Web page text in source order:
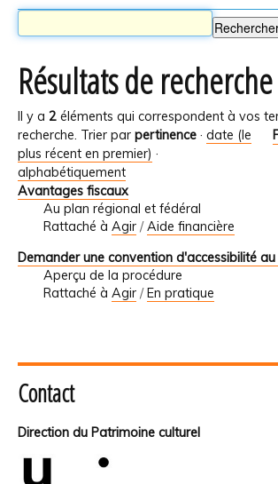
Résultats de recherche
Il y a 2 éléments qui correspondent à vos
recherche. Trier par pertinence · date (le
plus récent en premier) ·
alphabétiquement
Avantages fiscaux
Au plan régional et fédéral
Rattaché à Agir /Aide financière
Demander une convention d'accessibilité
Aperçu de la procédure
Rattaché à Agir /En pratique
Contact
Direction du Patrimoine culturel